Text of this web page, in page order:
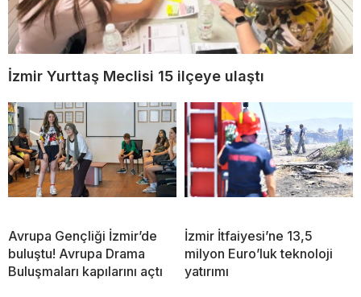
İzmir Yurttaş Meclisi 15 ilçeye ulaştı
Avrupa Gençliği İzmir’de
buluştu! Avrupa Drama
Buluşmaları kapılarını açtı
İzmir İtfaiyesi’ne 13,5
milyon Euro’luk teknoloji
yatırımı